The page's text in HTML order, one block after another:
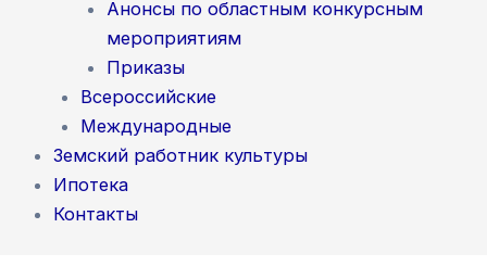
Анонсы по областным конкурсным
мероприятиям
Приказы
Всероссийские
Международные
Земский работник культуры
Ипотека
Контакты